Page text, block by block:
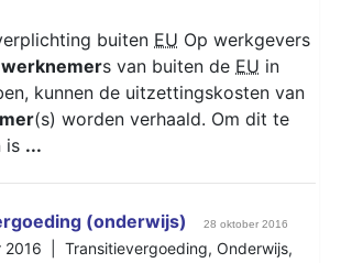
buiten EU Op werkgevers
werknemers van buiten de EU in
kunnen de uitzettingskosten van
(s) worden verhaald. Om dit te
is ...
(onderwijs) 28 oktober 2016
2016 | Transitievergoeding, Onderwijs,